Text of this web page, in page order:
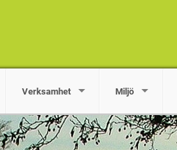
Verksamhet Miljö